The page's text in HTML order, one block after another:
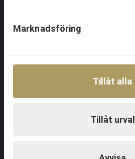
Marknadsföring
Tillåt alla
Tillåt urval
Event
Profil & Kommunikation